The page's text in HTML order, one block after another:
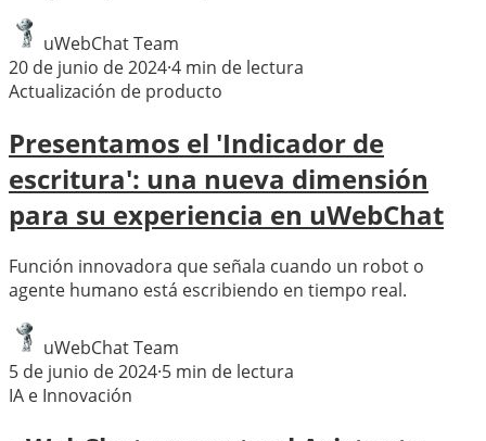
uWebChat Team
20 de junio de 2024·4 min de lectura
Actualización de producto
Presentamos el 'Indicador de
escritura': una nueva dimensión
para su experiencia en uWebChat
Función innovadora que señala cuando un robot o
agente humano está escribiendo en tiempo real.
uWebChat Team
5 de junio de 2024·5 min de lectura
IA e Innovación